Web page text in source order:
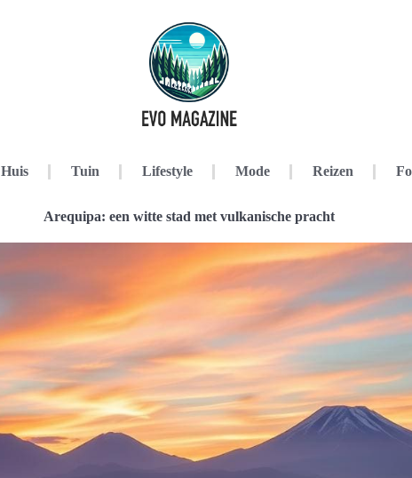
Huis Tuin Lifestyle Mode Reizen
Arequipa: een witte stad met vulkanische pracht